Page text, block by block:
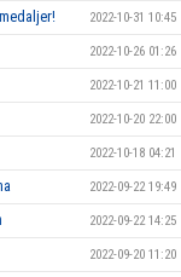
2022-10-31 10:45
2022-10-26 01:26
2022-10-21 11:00
2022-10-20 22:00
2022-10-18 04:21
2022-09-22 19:49
2022-09-22 14:25
2022-09-20 11:20